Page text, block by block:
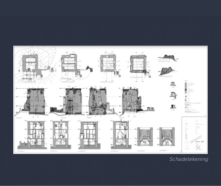
Schadetekening